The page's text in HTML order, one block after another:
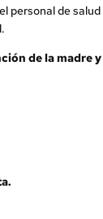
personal de
de la madre